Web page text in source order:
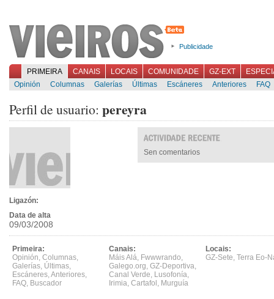
Publicidade
PRIMEIRA CANAIS LOCAIS COMUNIDADE GZ-EXT
Opinión
Columnas Galerías Últimas Escáneres Anteriores FAQ
Perfil de usuario: pereyra
Ligazón:
Data de alta
09/03/2008
Sen comentarios
Primeira:
Opinión, Columnas,
Galerías, Últimas,
Escáneres,Anteriores,
FAQ, Buscador
Canais:
Máis Alá, Fwwwrando,
Galego.org, GZ-Deportiva,
Canal Verde, Lusofonía,
Irimia, Cartafol , Murguía
Locais:
GZ-Sete, Terra Eo-